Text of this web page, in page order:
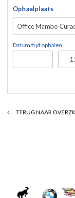
Ophaalplaats
Office Mambo
Datum/tijd ophalen
TERUG NAAR